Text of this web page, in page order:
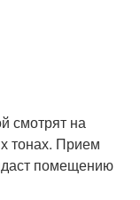
смотрят на
тонах. Прием
помещению